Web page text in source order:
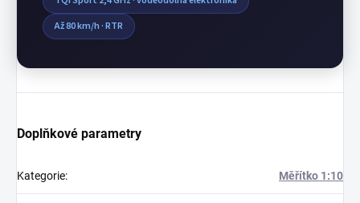
Až 80 km/h · RTR
Doplňkové parametry
Kategorie: Měřítko 1:10